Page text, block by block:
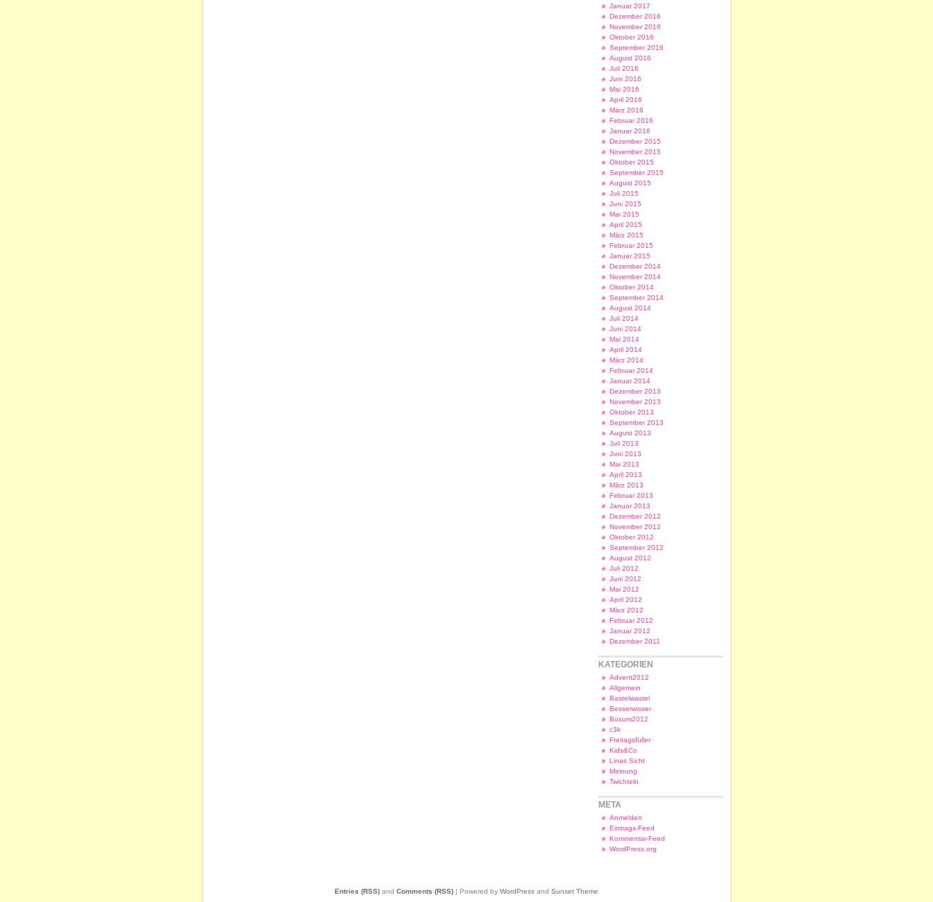
Januar 2017
Dezember 2016
November 2016
Oktober 2016
September 2016
August 2016
Juli 2016
Juni 2016
Mai 2016
April 2016
März 2016
Februar 2016
Januar 2016
Dezember 2015
November 2015
Oktober 2015
September 2015
August 2015
Juli 2015
Juni 2015
Mai 2015
April 2015
März 2015
Februar 2015
Januar 2015
Dezember 2014
November 2014
Oktober 2014
September 2014
August 2014
Juli 2014
Juni 2014
Mai 2014
April 2014
März 2014
Februar 2014
Januar 2014
Dezember 2013
November 2013
Oktober 2013
September 2013
August 2013
Juli 2013
Juni 2013
Mai 2013
April 2013
März 2013
Februar 2013
Januar 2013
Dezember 2012
November 2012
Oktober 2012
September 2012
August 2012
Juli 2012
Juni 2012
Mai 2012
April 2012
März 2012
Februar 2012
Januar 2012
Dezember 2011
KATEGORIEN
Advent2012
Allgemein
Bastelwastel
Besserwisser
Büsum2012
c3k
Freitagsfüller
Kids&Co
Linas Sicht
Meinung
Twichteln
META
Anmelden
Eintrags-Feed
Kommentar-Feed
WordPress.org
Entries (RSS) and Comments (RSS) | Powered by WordPress and Sunset Theme